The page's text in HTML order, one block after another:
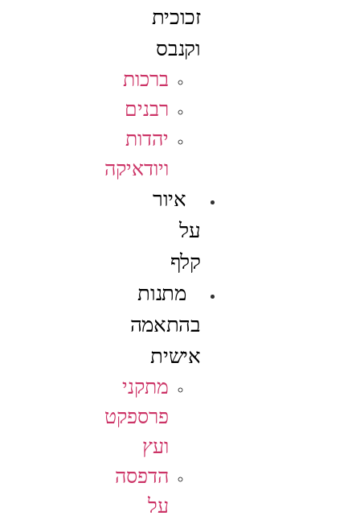
זכוכית
וקנבס
ברכות
רבנים
יהדות
ויודאיקה
איור
על
קלף
מתנות
בהתאמה
אישית
מתקני
פרספקט
ועץ
הדפסה
על